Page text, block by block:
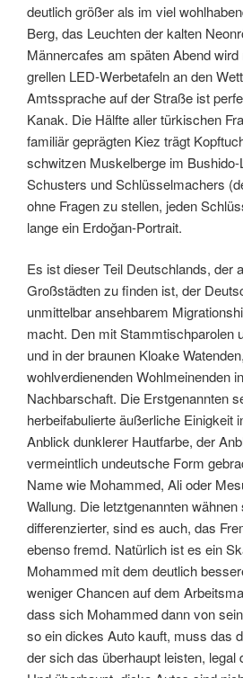
deutlich größer als im viel
Berg, das Leuchten der kalten
Männercafes am späten Abend
grellen LED-Werbetafeln an den
Amtssprache auf der Straße ist
Kanak. Die Hälfte aller türkischen
familiär geprägten Kiez trägt
schwitzen Muskelberge im
Schusters und Schlüsselmachers
ohne Fragen zu stellen, jeden
lange ein Erdoğan-Portrait.
Es ist dieser Teil Deutschlands, der
Großstädten zu finden ist, der
unmittelbar ansehbarem
macht. Den mit Stammtischparolen
und in der braunen Kloake
wohlverdienenden Wohlmeinenden
Nachbarschaft. Die Erstgenannten
herbeifabulierte äußerliche Einigkeit
Anblick dunklerer Hautfarbe, der
vermeintlich undeutsche Form
Name wie Mohammed, Ali oder
Wallung. Die letztgenannten
differenzierter, sind es auch, das
ebenso fremd. Natürlich ist es ein
Mohammed mit dem deutlich
weniger Chancen auf dem
dass sich Mohammed dann von
so ein dickes Auto kauft, muss das
der sich das überhaupt leisten,